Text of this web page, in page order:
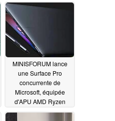
MINISFORUM lance
une Surface Pro
concurrente de
Microsoft, équipée
d'APU AMD Ryzen
7040U et dotée d'un